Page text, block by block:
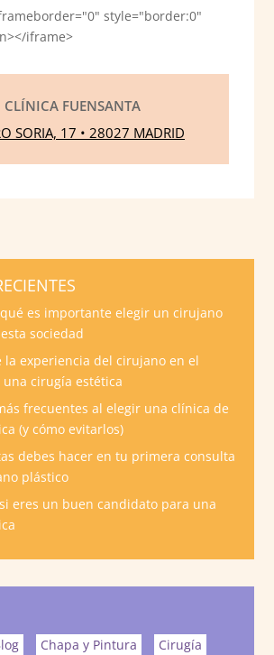
style="border:0"
iframe>
CLÍNICA FUENSANTA
SORIA, 17 • 28027 MADRID
qué es importante elegir un cirujano
sociedad
la experiencia del cirujano en el
cirugía estética
frecuentes al elegir una clínica de
(y cómo evitarlos)
debes hacer en tu primera consulta
plástico
eres un buen candidato para una
Chapa y Pintura
Cirugía